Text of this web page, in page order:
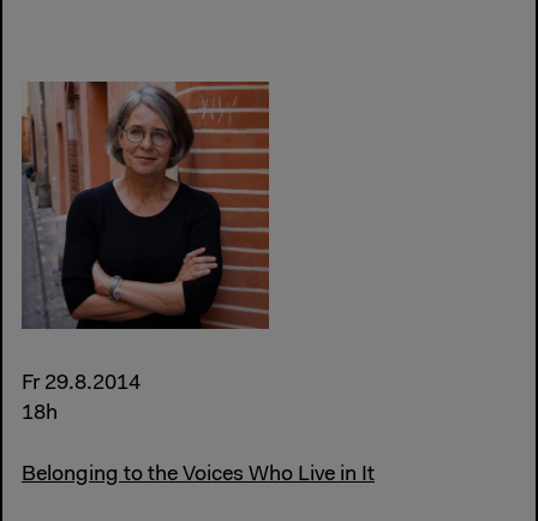
Fr 29.8.2014
18h
Belonging to the Voices Who Live in It